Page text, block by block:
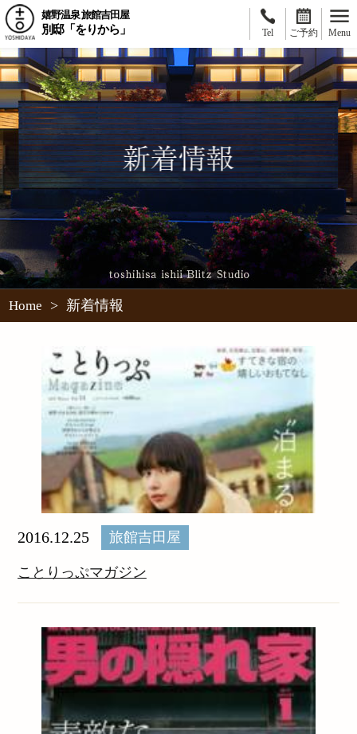
嬉野温泉 旅館吉田屋
別邸「をりから」 Tel ご予約 Menu
Home > 新着情報
2016.12.25 旅館吉田屋
ことりっぷマガジン